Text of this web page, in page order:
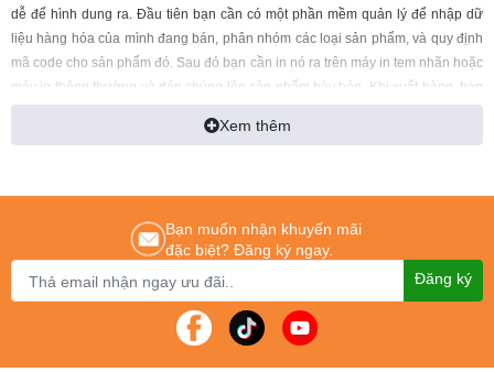
dễ để hình dung ra. Đầu tiên bạn cần có một phần mềm quản lý để nhập dữ
liệu hàng hóa của mình đang bán, phân nhóm các loại sản phẩm, và quy định
mã code cho sản phẩm đó. Sau đó bạn cần in nó ra trên máy in tem nhãn hoặc
máy in thông thường và dán chúng lên sản phẩm bày bán. Khi xuất hàng, bạn
khách hàng mua sẽ hiển thị trên phần mềm sau khi quét. Sau đó bạn chỉ việc
giản. Nếu các bạn cần tư vấn hỗ trợ, hãy liên hệ ngay vớiThành Phát
tư vấn và chọn lựa những sản phẩm tốt, giá thành hợp lý.
Sau đây là 1 số thiết bị cần thiết cho Shop bán hàng của ban:
Xem thêm
Bạn muốn nhận khuyến mãi
đặc biệt? Đăng ký ngay.
Đăng ký